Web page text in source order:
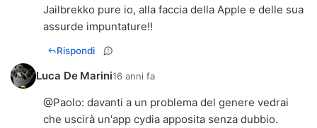
Jailbrekko pure io, alla faccia della Apple e delle sua
assurde impuntature!!
Rispondi
Luca De Marini16 anni fa
@Paolo: davanti a un problema del genere vedrai
che uscirà un'app cydia apposita senza dubbio.